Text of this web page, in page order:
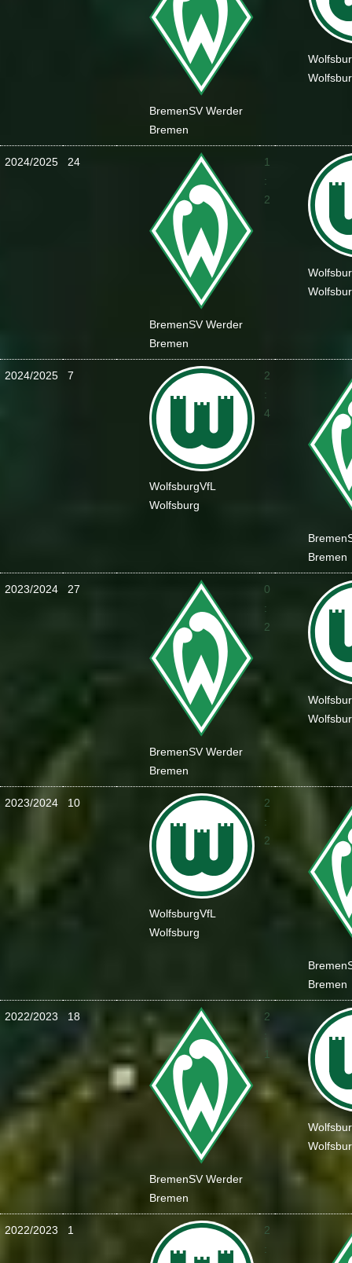
BremenSV Werder
Bremen
2024/2025 24
BremenSV Werder
Bremen
1
:
2
2024/2025 7
WolfsburgVfL
Wolfsburg
2
:
4
Bremen
Bremen
2023/2024 27
BremenSV Werder
Bremen
0
:
2
2023/2024 10
WolfsburgVfL
Wolfsburg
2
:
2
Bremen
Bremen
2022/2023 18
BremenSV Werder
Bremen
2
:
1
2022/2023 1
2
: